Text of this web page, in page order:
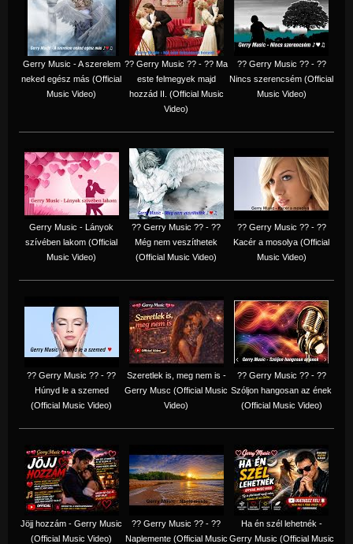
Gerry Music - A szerelem
neked egész más (Official
Music Video)
?? Gerry Music ?? - ?? Ma
este felmegyek majd
hozzád II. (Official Music
Video)
?? Gerry Music ?? - ??
Nincs szerencsém (Official
Music Video)
Gerry Music - Lányok
szívében lakom (Official
Music Video)
?? Gerry Music ?? - ??
Még nem veszíthetek
(Official Music Video)
?? Gerry Music ?? - ??
Kacér a mosolya (Official
Music Video)
?? Gerry Music ?? - ??
Húnyd le a szemed
(Official Music Video)
Szeretlek is, meg nem is -
Gerry Musc (Official Music
Video)
?? Gerry Music ?? - ??
Szóljon hangosan az ének
(Official Music Video)
Jöjj hozzám - Gerry Music
(Official Music Video)
?? Gerry Music ?? - ??
Naplemente (Official Music
Ha én szél lehetnék -
Gerry Music (Official Music